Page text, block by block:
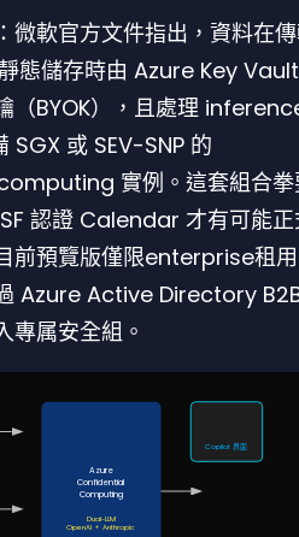
微軟官方文件指出，資料在
靜態儲存時由 Azure Key
（BYOK），且處理
SGX 或 SEV-SNP 的
實例。這套組合拳
認證 Calendar 才有可能
前預覽版僅限enterprise租用
Azure Active Directory
專属安全組。
Azure
Confidential
Computing
Dual-LLM
OpenAI + Anthropic
Copilot 界面